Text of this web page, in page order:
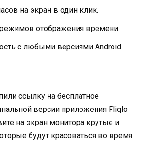
на экран в один клик.
отображения времени.
с любыми версиями Android.
ссылку на бесплатное
версии приложения Fliqlo
на экран монитора крутые и
будут красоваться во время